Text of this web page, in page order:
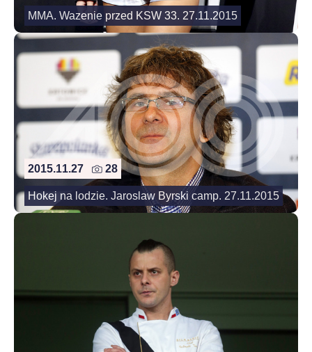
MMA. Wazenie przed KSW 33. 27.11.2015
2015.11.27 28
Hokej na lodzie. Jaroslaw Byrski camp. 27.11.2015